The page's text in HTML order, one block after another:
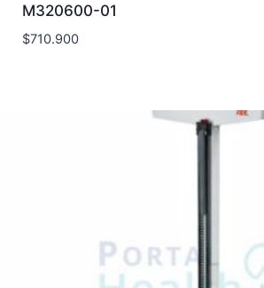
M320600-01
$710.900